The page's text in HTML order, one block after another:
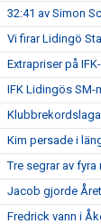
32:41 av Simon
Vi firar Lidingö
Extrapriser på
IFK Lidingös SM-
Kim persade i
Tre segrar av
Jacob gjorde
Fredrick vann i